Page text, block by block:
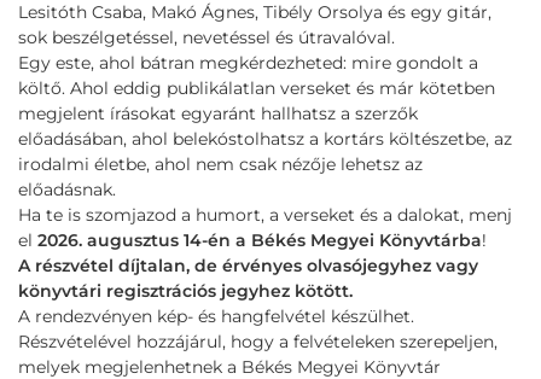
Lesitóth Csaba, Makó Ágnes, Tibély Orsolya és egy gitár,
sok beszélgetéssel, nevetéssel és útravalóval.
Egy este, ahol bátran megkérdezheted: mire gondolt a
költő. Ahol eddig publikálatlan verseket és már kötetben
megjelent írásokat egyaránt hallhatsz a szerzők
előadásában, ahol belekóstolhatsz a kortárs költészetbe, az
irodalmi életbe, ahol nem csak nézője lehetsz az
előadásnak.
Ha te is szomjazod a humort, a verseket és a dalokat, menj
el 2026. augusztus 14-én a Békés Megyei Könyvtárba!
A részvétel díjtalan, de érvényes olvasójegyhez vagy
könyvtári regisztrációs jegyhez kötött.
A rendezvényen kép- és hangfelvétel készülhet.
Részvételével hozzájárul, hogy a felvételeken szerepeljen,
melyek megjelenhetnek a Békés Megyei Könyvtár